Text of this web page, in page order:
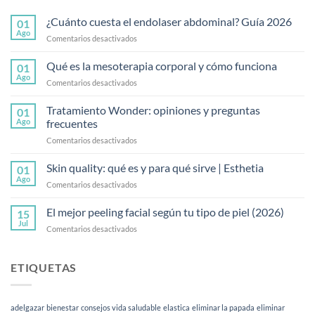
01
Ago
¿Cuánto cuesta el endolaser abdominal? Guía 2026
Comentarios desactivados
cuesta
el
endolaser
Guía
01
Ago
Qué es la mesoterapia corporal y cómo funciona
Comentarios desactivados
es
corporal
cómo
01
Ago
Tratamiento Wonder: opiniones y preguntas
frecuentes
Comentarios desactivados
opiniones
y
frecuentes
01
Ago
Skin quality: qué es y para qué sirve | Esthetia
Comentarios desactivados
quality:
es
Esthetia
15
Jul
El mejor peeling facial según tu tipo de piel (2026)
Comentarios desactivados
ETIQUETAS
adelgazar bienestar consejos vida saludable elastica eliminar la papada eliminar